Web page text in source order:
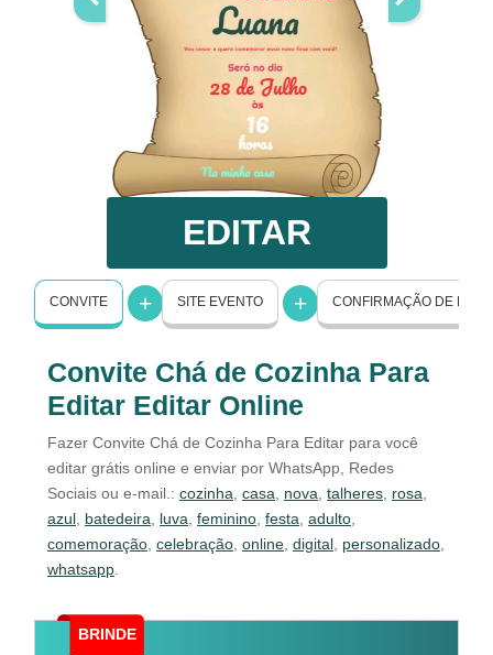
EDITAR
CONVITE SITE EVENTO CONFIRMAÇÃO DE
Convite Chá de Cozinha Para
Editar Editar Online
Fazer Convite Chá de Cozinha Para Editar para você
editar grátis online e enviar por WhatsApp, Redes
Sociais ou e-mail.: cozinha casa nova talheres rosa
azul batedeira luva feminino festa adulto
comemoração celebração online digital personalizado
whatsapp
BRINDE